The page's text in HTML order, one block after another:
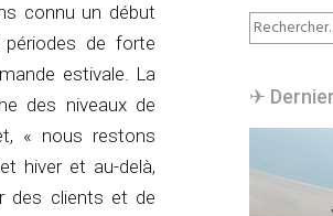
connu un début
périodes de forte
estivale. La
des niveaux de
« nous restons
hiver et au-delà,
des clients et de
Rechercher :
✈︎